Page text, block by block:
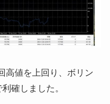
高値を上回り、ボリン
確しました。